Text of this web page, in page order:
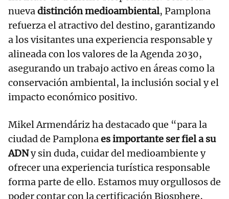
nuevadistinción medioambiental, Pamplona
refuerza el atractivo del destino, garantizando
a los visitantes una experiencia responsable y
alineada con los valores de la Agenda 2030,
asegurando un trabajo activo en áreas como la
conservación ambiental, la inclusión social y el
impacto económico positivo.
Mikel Armendáriz ha destacado que “para la
ciudad de Pamplonaes importante ser fiel a su
ADNy sin duda, cuidar del medioambiente y
ofrecer una experiencia turística responsable
forma parte de ello. Estamos muy orgullosos de
poder contar con la certificación Biosphere,